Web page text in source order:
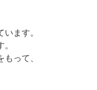
ます。
って、